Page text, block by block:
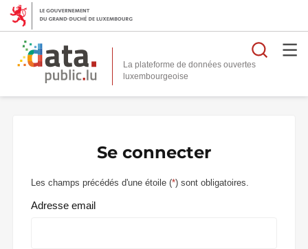
La plateforme de données ouvertes
Se connecter
Les champs précédés d'une étoile (*) sont obligatoires.
Adresse email